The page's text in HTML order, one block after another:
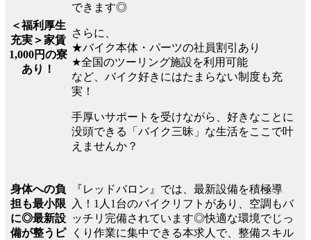
＜福利厚生
充実＞家賃
1,000円の寮
あり！
できます◎
さらに、
★バイク本体・パーツの社員割引あり
★全国のツーリング施設を利用可能
など、バイク好きにはたまらない制度も充
実！
手厚いサポートを受けながら、好きなことに
没頭できる「バイク三昧」な生活をここで叶
えませんか？
身体への負
担も最小限
に◎最新設
備が整うピ
『レッドバロン』では、最新設備を積極導
入！1人1台のバイクリフトがあり、空調もバ
ッチリ完備されています◎快適な環境でじっ
くり作業に集中できる本求人で、整備スキル